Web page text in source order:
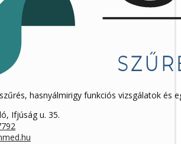
hasnyálmirigy funkciós vizsgálatok és
Ifjúság u. 35.